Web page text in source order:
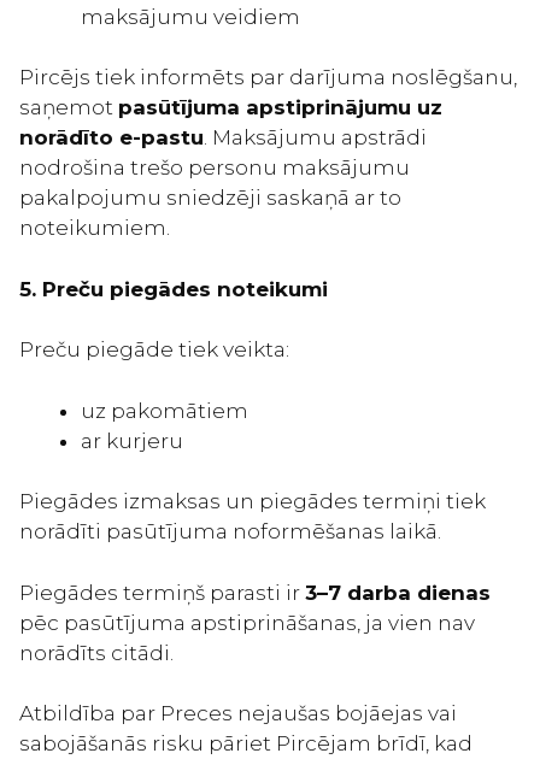
maksājumu veidiem
Pircējs tiek informēts par darījuma noslēgšanu,
saņemot pasūtījuma apstiprinājumu uz
norādīto e-pastu. Maksājumu apstrādi
nodrošina trešo personu maksājumu
pakalpojumu sniedzēji saskaņā ar to
noteikumiem.
5. Preču piegādes noteikumi
Preču piegāde tiek veikta:
uz pakomātiem
ar kurjeru
Piegādes izmaksas un piegādes termiņi tiek
norādīti pasūtījuma noformēšanas laikā.
Piegādes termiņš parasti ir 3–7 darba dienas
pēc pasūtījuma apstiprināšanas, ja vien nav
norādīts citādi.
Atbildība par Preces nejaušas bojāejas vai
sabojāšanās risku pāriet Pircējam brīdī, kad